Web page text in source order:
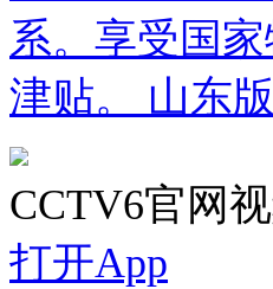
系。享受国
津贴。 山东
CCTV6官网
打开App